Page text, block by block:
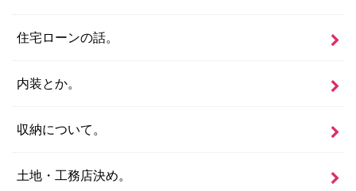
住宅ローンの話。
内装とか。
収納について。
土地・工務店決め。